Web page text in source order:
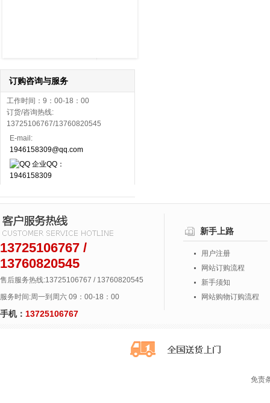
订购咨询与服务
工作时间：9：00-18：00
订货/咨询热线:
13725106767/13760820545
E-mail:
1946158309@qq.com
企业QQ：
1946158309
13725106767 /
13760820545
售后服务热线:13725106767 / 13760820545
服务时间:周一到周六 09：00-18：00
手机： 13725106767
新手上路
用户注册
网站订购流程
新手须知
网站购物订购流程
免责